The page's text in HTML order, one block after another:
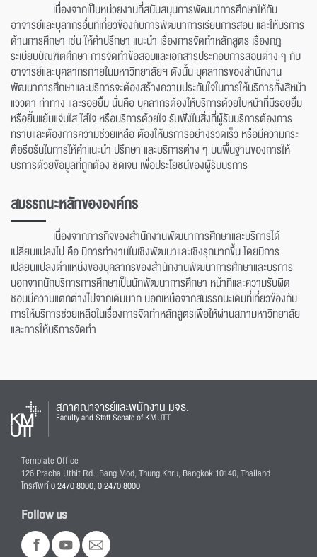
เนื่องจากเป็นหน่วยงานที่สนับสนุนการพัฒนาการศึกษาให้กับ
อาจารย์และบุลากรอื่นที่เกี่ยวข้องกับการพัฒนาการเรียนการสอน และให้บริการ
ด้านการศึกษา เช่น ให้คำปรึกษา แนะนำ เรื่องการจัดทำหลักสูตร เรื่องกฎ
ระเบียบบัณฑิตศึกษา การจัดทำข้อสอบและเอกสารประกอบการสอนต่าง ๆ กับ
อาจารย์และบุคลากรภายในมหาวิทยาลัยฯ ดังนั้น บุคลากรของสำนักงาน
พัฒนาการศึกษาและบริการจะต้องสร้างความประทับใจในการให้บริการทั้งสีหน้า
แววตา ท่าทาง และรอยยิ้ม นั่นคือ บุคลากรต้องให้บริการด้วยใบหน้าที่มีรอยยิ้ม
หรือยิ้มแย้มแจ่มใส ใส่ใจ หรือบริการด้วยใจ รับฟังในสิ่งที่ผู้รับบริการต้องการ
ทราบและต้องการความช่วยเหลือ ต้องให้บริการอย่างรวดเร็ว หรือมีความกระ
ตือรีอร้นในการให้คำแนะนำ ปรึกษา และบริการต่าง ๆ บนพื้นฐานของการให้
บริการด้วยข้อมูลที่ถูกต้อง ชัดเจน เพื่อประโยชน์ของผู้รับบริการ
สมรรถนะหลักขององค์กร
เนื่องจากภารกิจของสำนักงานพัฒนาการศึกษาและบริการได้
เปลี่ยนแปลงไป คือ มีการทำงานในเชิงพัฒนาและเชิงรุกมากขึ้น โดยมีการ
เปลี่ยนแปลงตำแหน่งของบุคลากรของสำนักงานพัฒนาการศึกษาและบริการ
นอกจากนักบริการการศึกษาเป็นนักพัฒนาการศึกษา หน้าที่และความรับผิด
ชอบมีความแตกต่างไปจากเดิมมาก นอกเหนือจากสมรรถนะเดิมที่เกี่ยวข้องกับ
การให้บริการช่วยเหลือในเรื่องการจัดทำหลักสูตรเพื่อให้ผ่านสภามหาวิทยาลัย
และการให้บริการจัดทำ
สภาคณาจารย์และพนักงาน มจธ.
Faculty and Staff Senate of KMUTT
Template Office
126 Pracha Uthit Rd., Bang Mod, Thung Khru, Bangkok 10140, Thailand
โทรศัพท์0 2470 8000,0 2470 8000
Follow us